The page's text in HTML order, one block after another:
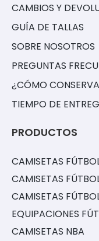
CAMBIOS Y
GUÍA DE TALLAS
SOBRE NOSOTROS
PREGUNTAS
¿CÓMO
TIEMPO DE
PRODUCTOS
CAMISETAS
CAMISETAS
CAMISETAS
EQUIPACIONES
CAMISETAS NBA